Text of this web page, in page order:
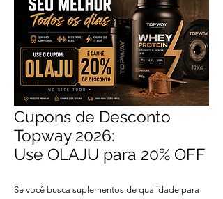
Cupons de Desconto
Topway 2026:
Use OLAJU para 20% OFF
Se você busca suplementos de qualidade para